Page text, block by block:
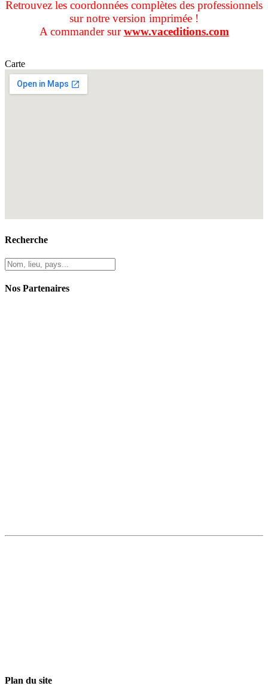
Retrouvez les coordonnées complètes des professionnels
sur notre version imprimée !
A commander surwww.vaceditions.com
Carte
Recherche
Nos Partenaires
Plan du site